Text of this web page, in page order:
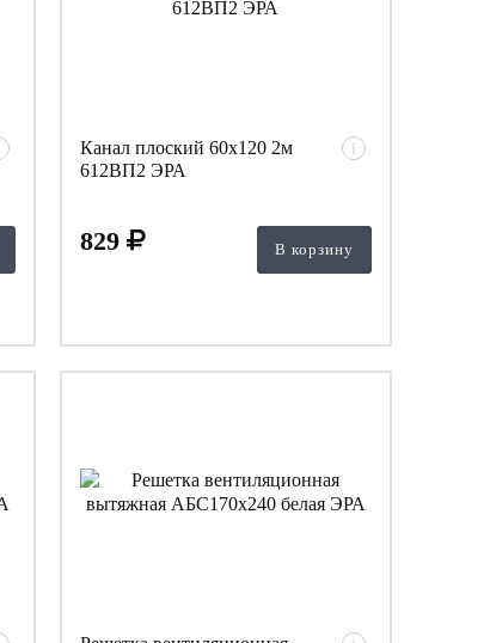
Канал плоский 60х120 2м
612ВП2 ЭРА
i
829 В корзину